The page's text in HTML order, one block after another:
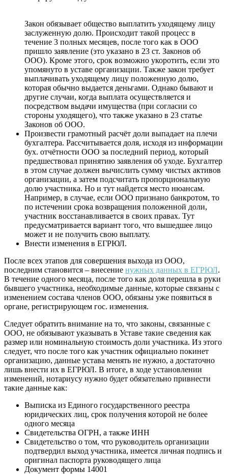
Закон обязывает общество выплатить уходящему лицу
заслуженную долю. Происходит такой процесс в
течение 3 полных месяцев, после того как в ООО
пришло заявление (это указано в 23 ст. Законов об
ООО). Кроме этого, срок возможно укоротить, если это
упомянуто в уставе организации. Также закон требует
выплачивать уходящему лицу положенную долю,
которая обычно выдается деньгами. Однако бывают и
другие случаи, когда выплата осуществляется и
посредством выдачи имущества (при согласии со
стороны уходящего), что также указано в 23 статье
Законов об ООО.
Произвести грамотный расчёт доли выпадает на плечи
бухгалтера. Рассчитывается доля, исходя из информации
бух. отчётности ООО за последний период, который
предшествовал принятию заявления об уходе. Бухгалтер
в этом случае должен вычислить сумму чистых активов
организации, а затем подсчитать пропорциональную
долю участника. Но и тут найдется место нюансам.
Например, в случае, если ООО признано банкротом, то
по истечении срока возвращения положенной доли,
участник восстанавливается в своих правах. Тут
предусматривается вариант того, что вышедшее лицо
может и не получить свою выплату.
Внести изменения в ЕГРЮЛ.
После всех этапов для совершения выхода из ООО,
последним становится – внесение нужных данных в ЕГРЮЛ.
В течение одного месяца, после того как доля перешла в руки
бывшего участника, необходимые данные, которые связаны с
изменением состава членов ООО, обязаны уже появиться в
органе, регистрирующем гос. изменения.
Следует обратить внимание на то, что законы, связанные с
ООО, не обязывают указывать в Уставе такие сведения как
размер или номинальную стоимость доли участника. Из этого
следует, что после того как участник официально покинет
организацию, данные устава менять не нужно, а достаточно
лишь внести их в ЕГРЮЛ. В итоге, в ходе установлении
изменений, нотариусу нужно будет обязательно привнести
такие данные как:
Выписка из Единого государственного реестра
юридических лиц, срок получения которой не более
одного месяца
Свидетельства ОГРН, а также ИНН
Свидетельство о том, что руководитель организации
подтвердил выход участника, имеется личная подпись и
оригинал паспорта руководящего лица
Документ формы 14001